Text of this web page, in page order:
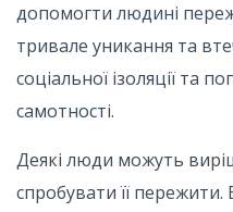
допомогти людині
тривале уникання та
соціальної ізоляції та
самотності.
Деякі люди можуть
спробувати її